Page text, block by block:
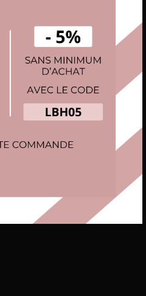
de boîtes à montres et
et fonctionnalité pour protéger
77515 POMMEUSE